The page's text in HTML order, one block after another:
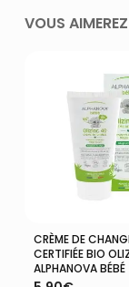
VOUS
Ajouter Au
CRÈME DE
CERTIFIÉE BIO
ALPHANOVA BÉBÉ